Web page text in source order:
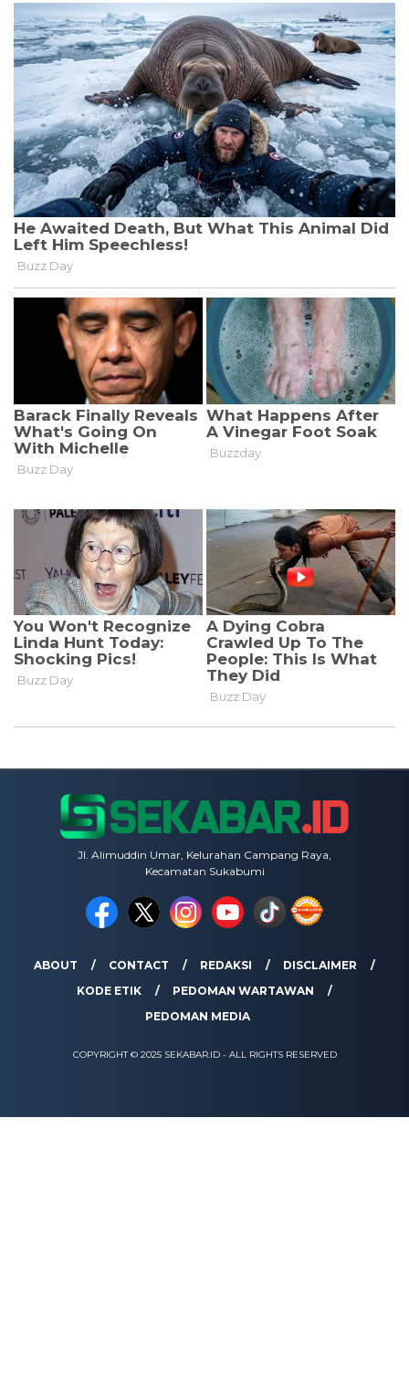
Jl. Alimuddin Umar, Kelurahan Campang Raya,
Kecamatan Sukabumi
ABOUT CONTACT REDAKSI
DISCLAIMER
KODE ETIK
PEDOMAN WARTAWAN
PEDOMAN MEDIA
COPYRIGHT © 2025 SEKABAR.ID - ALL RIGHTS RESERVED